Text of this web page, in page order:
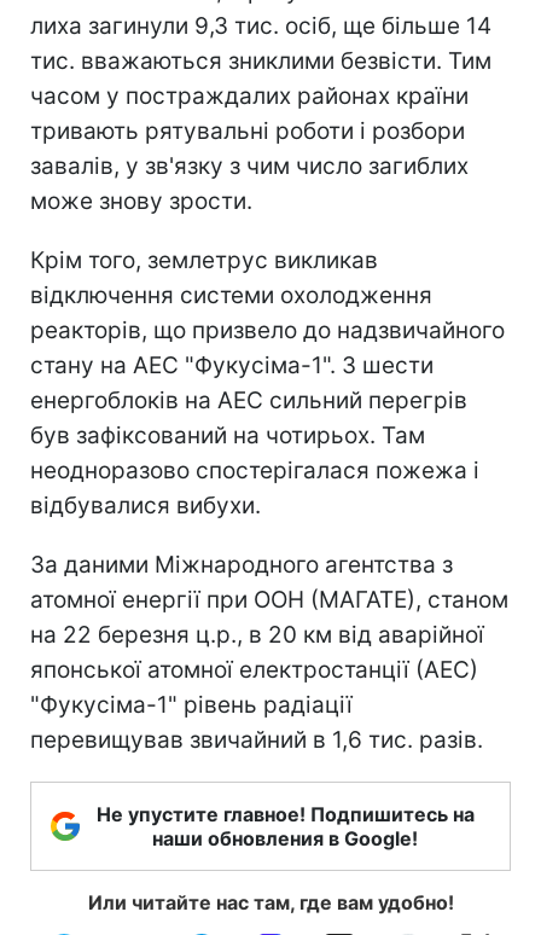
лиха загинули 9,3 тис. осіб, ще більше 14
тис. вважаються зниклими безвісти. Тим
часом у постраждалих районах країни
тривають рятувальні роботи і розбори
завалів, у зв'язку з чим число загиблих
може знову зрости.
Крім того, землетрус викликав
відключення системи охолодження
реакторів, що призвело до надзвичайного
стану на АЕС "Фукусіма-1". З шести
енергоблоків на АЕС сильний перегрів
був зафіксований на чотирьох. Там
неодноразово спостерігалася пожежа і
відбувалися вибухи.
За даними Міжнародного агентства з
атомної енергії при ООН (МАГАТЕ), станом
на 22 березня ц.р., в 20 км від аварійної
японської атомної електростанції (АЕС)
"Фукусіма-1" рівень радіації
перевищував звичайний в 1,6 тис. разів.
Не упустите главное! Подпишитесь на
наши обновления в Google!
Или читайте нас там, где вам удобно!